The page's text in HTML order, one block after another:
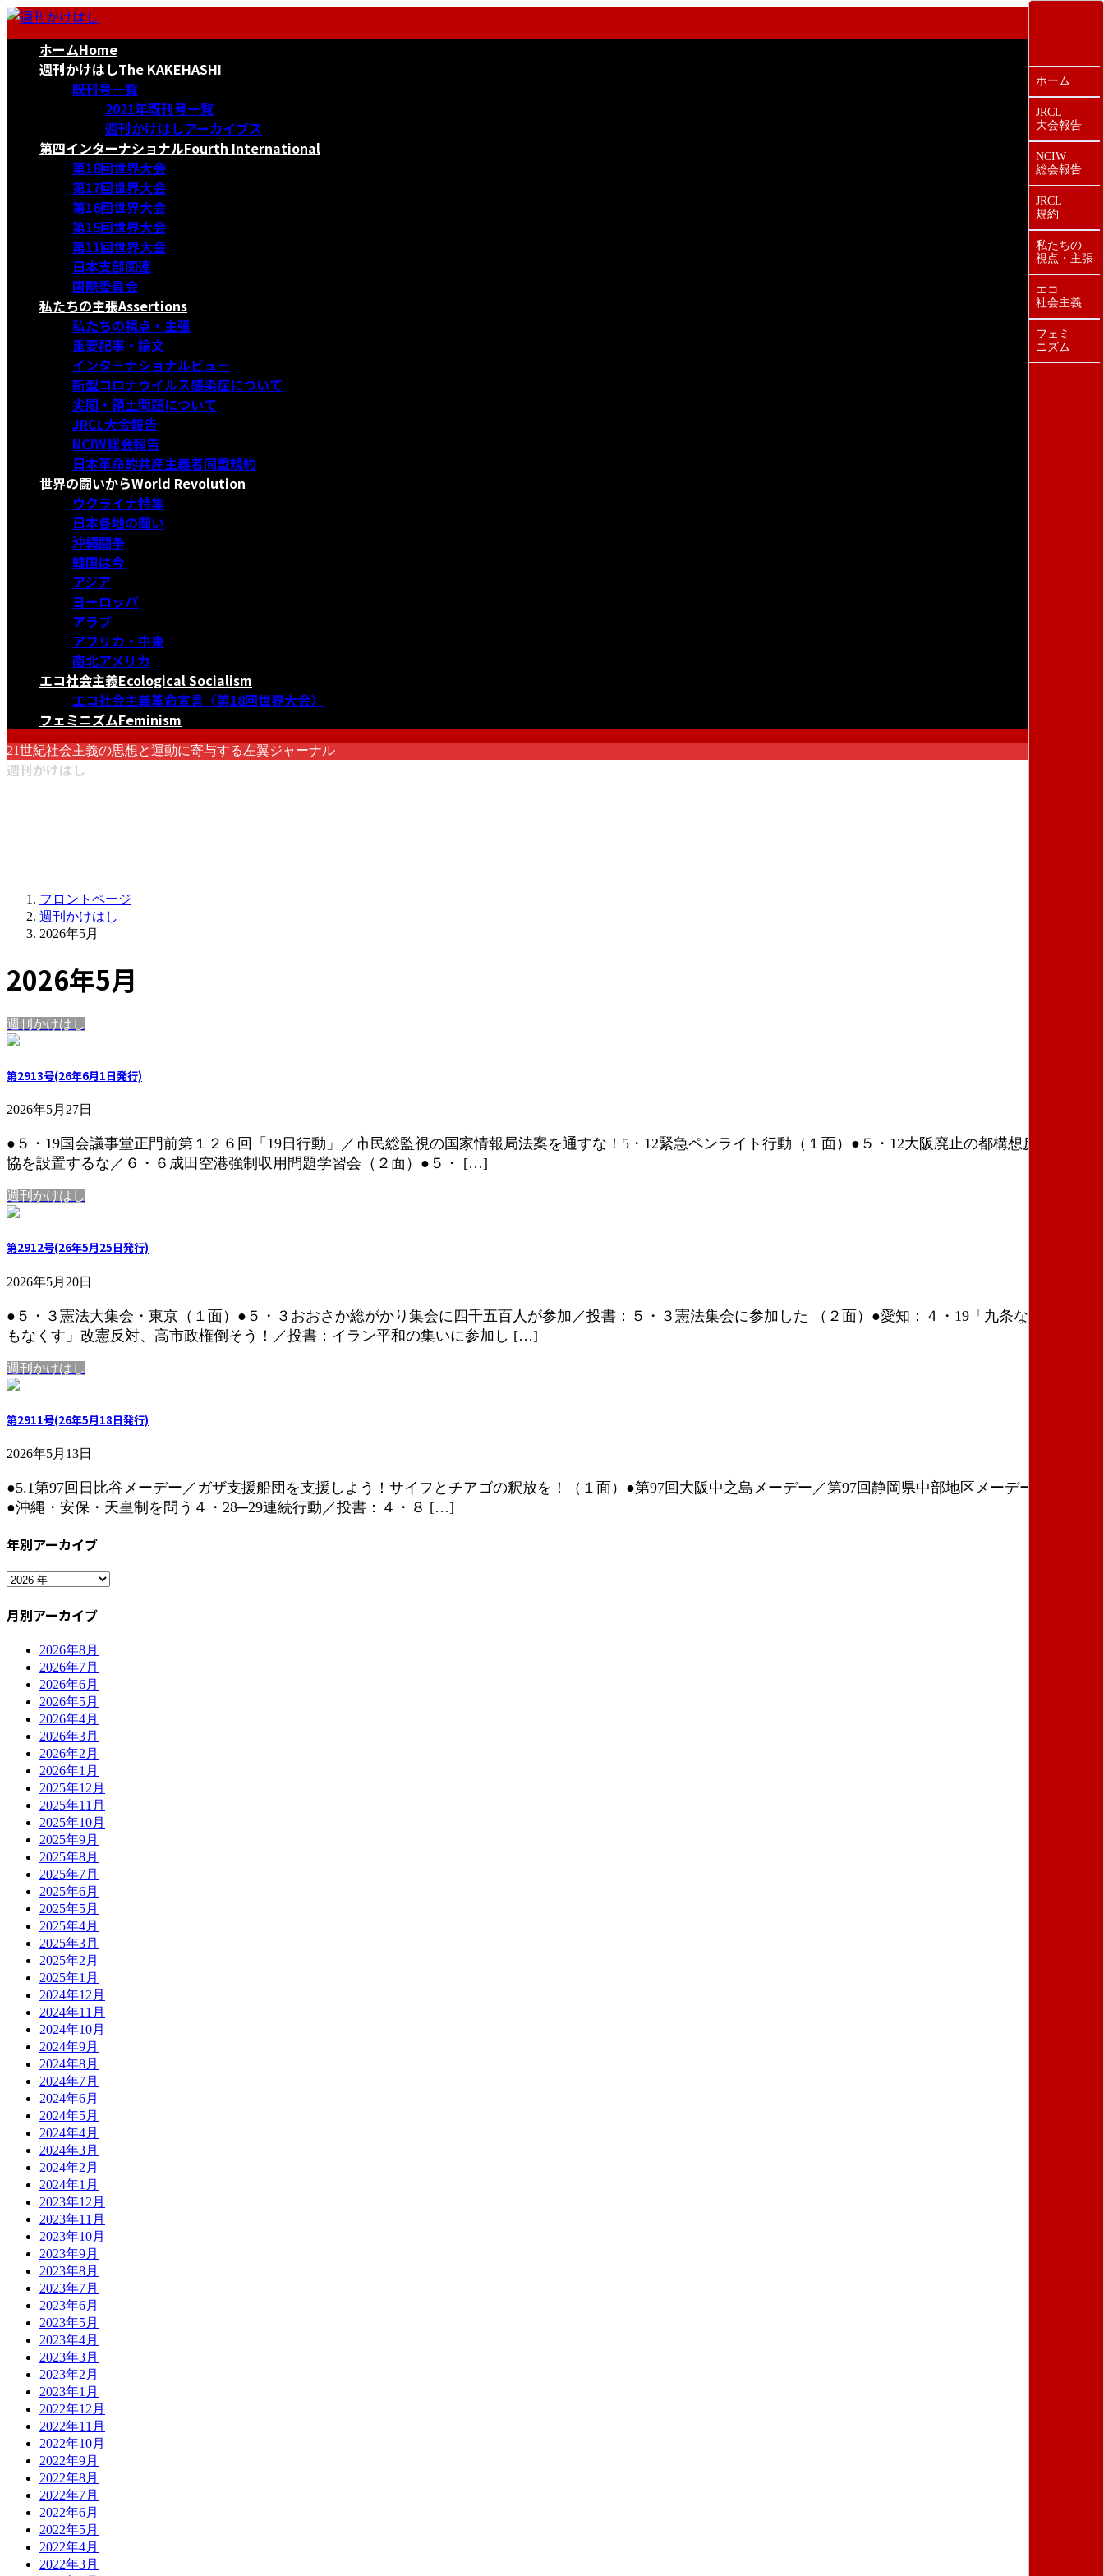
コ
ナ
ホームHome
週刊かけはしThe KAKEHASHI
既刊号一覧
2021年既刊号一覧
週刊かけはしアーカイブス
第四インターナショナルFourth International
第18回世界大会
第17回世界大会
第16回世界大会
第15回世界大会
第11回世界大会
日本支部関連
国際委員会
私たちの主張Assertions
私たちの視点・主張
重要記事・論文
インターナショナルビュー
新型コロナウイルス感染症について
尖閣・領土問題について
JRCL大会報告
NCIW総会報告
日本革命的共産主義者同盟規約
世界の闘いからWorld Revolution
ウクライナ特集
日本各地の闘い
沖縄闘争
韓国は今
アジア
ヨーロッパ
アラブ
アフリカ・中東
南北アメリカ
エコ社会主義Ecological Socialism
エコ社会主義革命宣言〈第18回世界大会〉
フェミニズムFeminism
21世紀社会主義の思想と運動に寄与する左翼ジャーナル
週刊かけはし
フロントページ
週刊かけはし
2026年5月
2026年5月
週刊かけはし
第2913号(26年6月1日発行)
2026年5月27日
●５・19国会議事堂正門前第１２６回「19日行動」／市民総監視の国家情報局法案を通すな！5・12緊急ペンライト行動（１面）●５・12大阪廃止の都構想反対 法定
協を設置するな／６・６成田空港強制収用問題学習会（２面）●５・ […]
週刊かけはし
第2912号(26年5月25日発行)
2026年5月20日
●５・３憲法大集会・東京（１面）●５・３おおさか総がかり集会に四千五百人が参加／投書：５・３憲法集会に参加した （２面）●愛知：４・19「九条なくせば命
もなくす」改憲反対、高市政権倒そう！／投書：イラン平和の集いに参加し […]
週刊かけはし
第2911号(26年5月18日発行)
2026年5月13日
●5.1第97回日比谷メーデー／ガザ支援船団を支援しよう！サイフとチアゴの釈放を！（１面）●第97回大阪中之島メーデー／第97回静岡県中部地区メーデー（２面）
●沖縄・安保・天皇制を問う４・28─29連続行動／投書：４・８ […]
年別アーカイブ
月別アーカイブ
2026年8月
2026年7月
2026年6月
2026年5月
2026年4月
2026年3月
2026年2月
2026年1月
2025年12月
2025年11月
2025年10月
2025年9月
2025年8月
2025年7月
2025年6月
2025年5月
2025年4月
2025年3月
2025年2月
2025年1月
2024年12月
2024年11月
2024年10月
2024年9月
2024年8月
2024年7月
2024年6月
2024年5月
2024年4月
2024年3月
2024年2月
2024年1月
2023年12月
2023年11月
2023年10月
2023年9月
2023年8月
2023年7月
2023年6月
2023年5月
2023年4月
2023年3月
2023年2月
2023年1月
2022年12月
2022年11月
2022年10月
2022年9月
2022年8月
2022年7月
2022年6月
2022年5月
2022年4月
2022年3月
ホーム
JRCL
大会報告
NCIW
総会報告
JRCL
規約
私たちの
視点・主張
エコ
社会主義
フェミ
ニズム